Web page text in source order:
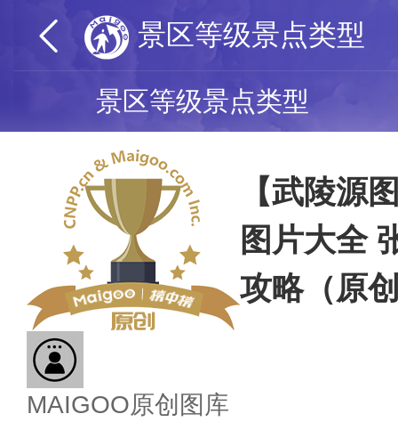
景区等级景点类型
景区等级景点类型
【武陵源
图片大全
攻略（原
MAIGOO原创图库